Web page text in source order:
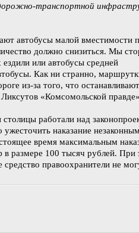
транспортной
автобусы малой вместимости
должно снизиться. Мы
или автобусы средней
Как ни странно,
из-за того, что
«Комсомольской
работали над
наказание
время максимальным
в размере 100 тысяч рублей. При
правоохранители не